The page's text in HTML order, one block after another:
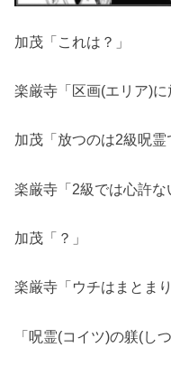
加茂「これは？」
楽厳寺「区画(エリア)に
加茂「放つのは2級呪霊
楽厳寺「2級では心許な
加茂「？」
楽厳寺「ウチはまとま
「呪霊(コイツ)の躾(し